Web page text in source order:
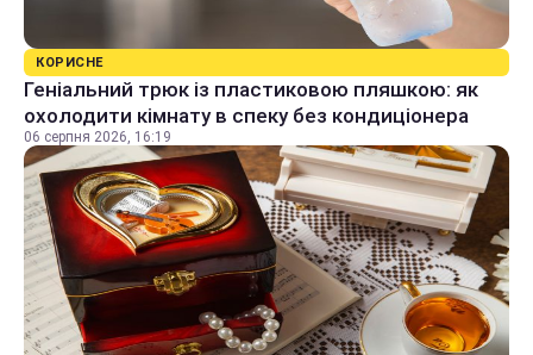
КОРИСНЕ
Геніальний трюк із пластиковою пляшкою: як
охолодити кімнату в спеку без кондиціонера
06 серпня 2026, 16:19